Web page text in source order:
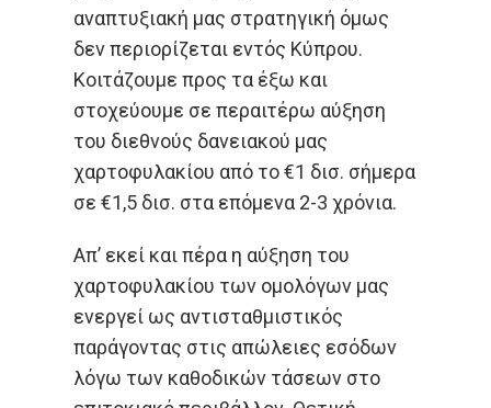
αναπτυξιακή μας στρατηγική όμως
δεν περιορίζεται εντός Κύπρου.
Κοιτάζουμε προς τα έξω και
στοχεύουμε σε περαιτέρω αύξηση
του διεθνούς δανειακού μας
χαρτοφυλακίου από το €1 δισ. σήμερα
σε €1,5 δισ. στα επόμενα 2-3 χρόνια.
Απ’ εκεί και πέρα η αύξηση του
χαρτοφυλακίου των ομολόγων μας
ενεργεί ως αντισταθμιστικός
παράγοντας στις απώλειες εσόδων
λόγω των καθοδικών τάσεων στο